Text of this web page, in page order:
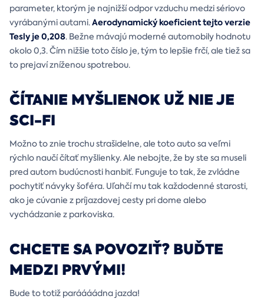
parameter, ktorým je najnižší odpor vzduchu medzi sériovo
vyrábanými autami.Aerodynamický koeficient tejto verzie
Tesly je 0,208. Bežne mávajú moderné automobily hodnotu
okolo 0,3. Čím nižšie toto číslo je, tým to lepšie frčí, ale tiež sa
to prejaví zníženou spotrebou.
ČÍTANIE MYŠLIENOK UŽ NIE JE
SCI-FI
Možno to znie trochu strašidelne, ale toto auto sa veľmi
rýchlo naučí čítať myšlienky. Ale nebojte, že by ste sa museli
pred autom budúcnosti hanbiť. Funguje to tak, že zvládne
pochytiť návyky šoféra. Uľahčí mu tak každodenné starosti,
ako je cúvanie z príjazdovej cesty pri dome alebo
vychádzanie z parkoviska.
CHCETE SA POVOZIŤ? BUĎTE
MEDZI PRVÝMI!
Bude to totiž paráááádna jazda!